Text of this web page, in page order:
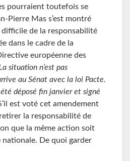
pourraient toutefois se
Pierre Mas s’est montré
de la responsabilité
dans le cadre de la
européenne des
situation n’est pas
au Sénat avec la loi Pacte.
déposé fin janvier et signé
est voté cet amendement
la responsabilité de
que la même action soit
nationale. De quoi garder